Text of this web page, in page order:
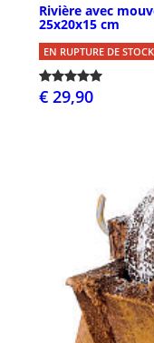
Rivière avec
25x20x15 cm
EN RUPTURE DE STOCK
€ 29,90